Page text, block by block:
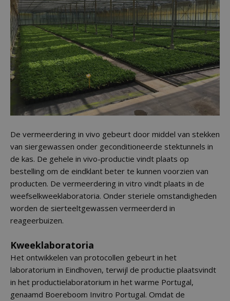
De vermeerdering in vivo gebeurt door middel van stekken
van siergewassen onder geconditioneerde stektunnels in
de kas. De gehele in vivo-productie vindt plaats op
bestelling om de eindklant beter te kunnen voorzien van
producten. De vermeerdering in vitro vindt plaats in de
weefselkweeklaboratoria. Onder steriele omstandigheden
worden de sierteeltgewassen vermeerderd in
reageerbuizen.
Kweeklaboratoria
Het ontwikkelen van protocollen gebeurt in het
laboratorium in Eindhoven, terwijl de productie plaatsvindt
in het productielaboratorium in het warme Portugal,
genaamd Boereboom Invitro Portugal. Omdat de